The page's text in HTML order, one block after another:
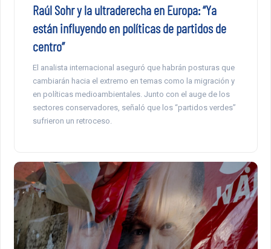
Raúl Sohr y la ultraderecha en Europa: “Ya
están influyendo en políticas de partidos de
centro”
El analista internacional aseguró que habrán posturas que
cambiarán hacia el extremo en temas como la migración y
en políticas medioambientales. Junto con el auge de los
sectores conservadores, señaló que los “partidos verdes”
sufrieron un retroceso.